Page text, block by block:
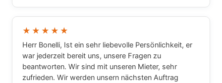
zusammenarbeiten.
★★★★★
Herr Bonelli, Ist ein sehr liebevolle Persönlichkeit, er
war jederzeit bereit uns, unsere Fragen zu
beantworten. Wir sind mit unseren Mieter, sehr
zufrieden. Wir werden unsern nächsten Auftrag